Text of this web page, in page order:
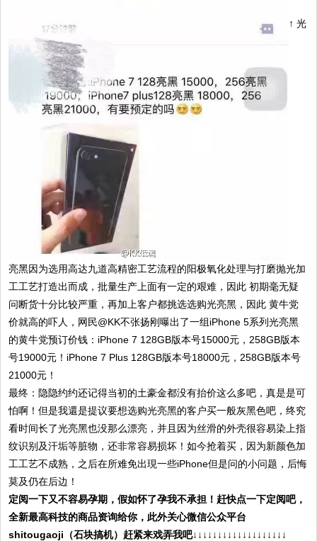
↑ 光
亮黑因为选用高达九道高精密工艺流程的阳极氧化处理与打磨抛光加
工工艺打造出而成，批量生产上面有一定的艰难，因此 初期毫无疑
问断货十分比较严重，再加上客户都挑选选购光亮黑，因此 黄牛党
价就高的吓人，网民@KK不张扬刚曝出了一组iPhone 5系列光亮黑
的黄牛党预订价钱：iPhone 7 128GB版本号15000元，258GB版本
号19000元！iPhone 7 Plus 128GB版本号18000元，258GB版本号
21000元！
最终：隐隐约约还记得当初的土豪金都没有抬价这么多吧，真是是可
怕啊！但是我還是提议要想选购光亮黑的客户买一般灰黑色吧，终究
看时间长了光亮黑也没那么漂亮，并且因为丝滑的外壳很容易染上指
纹识别及汗垢等脏物，还非常容易损坏！如今抢着买，因为新颜色加
工工艺不成熟，之后在所难免出現一些iPhone但是问的小问题，后悔
莫及仍在后边！
定阅一下又不容易孕期，假如怀了孕我不承担！赶快点一下定阅吧，
全新最高科技的商品资询给你，此外关心微信公众平台
shitougaoji（石块搞机）赶紧来戏弄我吧↓↓↓↓↓↓↓↓↓↓↓↓↓↓↓↓↓↓↓